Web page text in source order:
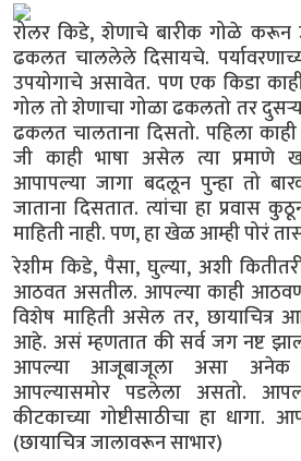
रोलर किडे, शेणाचे बारीक गोळे
ढकलत चाललेले दिसायचे.
उपयोगाचे असावेत. पण एक किडा
गोल तो शेणाचा गोळा ढकलतो तर
ढकलत चालताना दिसतो. पहिला
जी काही भाषा असेल त्या प्रमाणे
आपापल्या जागा बदलून पुन्हा तो
जाताना दिसतात. त्यांचा हा
माहिती नाही. पण, हा खेळ आम्ही पोरं
रेशीम किडे, पैसा, घुल्या, अशी
आठवत असतील. आपल्या काही
विशेष माहिती असेल तर, छायाचित्र
आहे. असं म्हणतात की सर्व जग नष्ट
आपल्या आजूबाजूला असा अनेक
आपल्यासमोर पडलेला असतो.
कीटकाच्या गोष्टीसाठीचा हा
(छायाचित्र जालावरून साभार)